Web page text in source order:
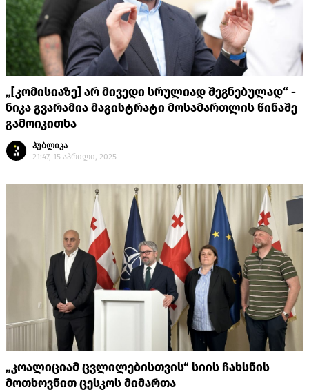
„[კომისიაზე] არ მივედი სრულიად შეგნებულად“ -
ნიკა გვარამია მაგისტრატი მოსამართლის წინაშე
გამოიკითხა
პუბლიკა
21:47, 15 აპრილი, 2025
„კოალიციამ ცვლილებისთვის“ სიის ჩახსნის
მოთხოვნით ცესკოს მიმართა